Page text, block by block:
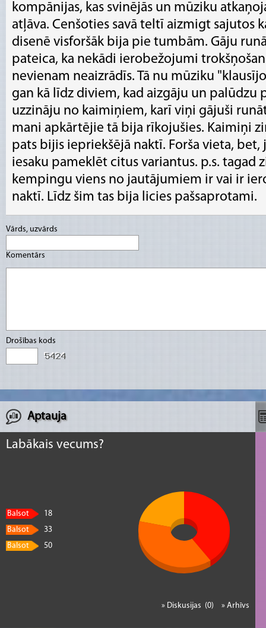
kompānijas, kas svinējās un mūziku
atļāva. Cenšoties savā teltī aizmigt sajutos
disenē visforšāk bija pie tumbām. Gāju
pateica, ka nekādi ierobežojumi
nevienam neaizrādīs. Tā nu mūziku
gan kā līdz diviem, kad aizgāju un palūdzu
uzzināju no kaimiņiem, karī viņi gājuši
mani apkārtējie tā bija rīkojušies. Kaimiņi
pats bijis iepriekšējā naktī. Forša vieta,
iesaku pameklēt citus variantus. p.s. tagad
kempingu viens no jautājumiem ir vai ir
naktī. Līdz šim tas bija licies pašsaprotami.
Vārds, uzvārds
Komentārs
Drošības kods
Aptauja
Labākais vecums?
Balsot
18
Balsot
33
Balsot
50
» Arhīvs
» Diskusijas (0)